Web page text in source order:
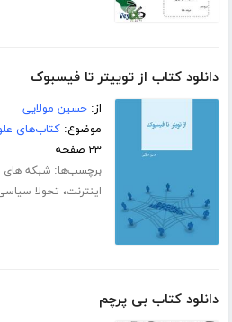
دانلود کتاب از توییتر تا فیسبوک
از:حسین مولایی
موضوع:کتاب‌های
۲۳ صفحه
برچسب‌ها:شبکه های
اینترنت، تحولا
دانلود کتاب بی پرچم